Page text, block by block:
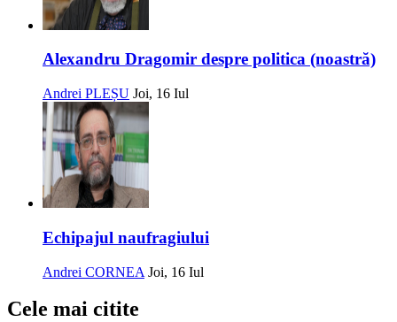
Alexandru Dragomir despre politica (noastră)
Andrei PLEȘU Joi, 16 Iul
Echipajul naufragiului
Andrei CORNEA Joi, 16 Iul
Cele mai citite